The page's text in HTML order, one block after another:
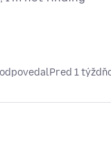
odpovedalPred 1